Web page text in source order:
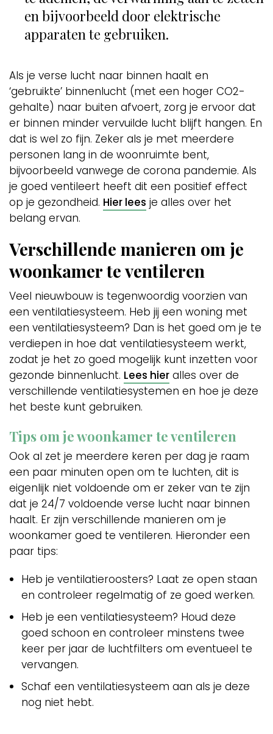
en bijvoorbeeld door elektrische
apparaten te gebruiken.
Als je verse lucht naar binnen haalt en
‘gebruikte’ binnenlucht (met een hoger CO2-
gehalte) naar buiten afvoert, zorg je ervoor dat
er binnen minder vervuilde lucht blijft hangen. En
dat is wel zo fijn. Zeker als je met meerdere
personen lang in de woonruimte bent,
bijvoorbeeld vanwege de corona pandemie. Als
je goed ventileert heeft dit een positief effect
op je gezondheid. Hier lees je alles over het
belang ervan.
Verschillende manieren om je
woonkamer te ventileren
Veel nieuwbouw is tegenwoordig voorzien van
een ventilatiesysteem. Heb jij een woning met
een ventilatiesysteem? Dan is het goed om je te
verdiepen in hoe dat ventilatiesysteem werkt,
zodat je het zo goed mogelijk kunt inzetten voor
gezonde binnenlucht. Lees hier alles over de
verschillende ventilatiesystemen en hoe je deze
het beste kunt gebruiken.
Tips om je woonkamer te ventileren
Ook al zet je meerdere keren per dag je raam
een paar minuten open om te luchten, dit is
eigenlijk niet voldoende om er zeker van te zijn
dat je 24/7 voldoende verse lucht naar binnen
haalt. Er zijn verschillende manieren om je
woonkamer goed te ventileren. Hieronder een
paar tips:
Heb je ventilatieroosters? Laat ze open staan
en controleer regelmatig of ze goed werken.
Heb je een ventilatiesysteem? Houd deze
goed schoon en controleer minstens twee
keer per jaar de luchtfilters om eventueel te
vervangen.
Schaf een ventilatiesysteem aan als je deze
nog niet hebt.